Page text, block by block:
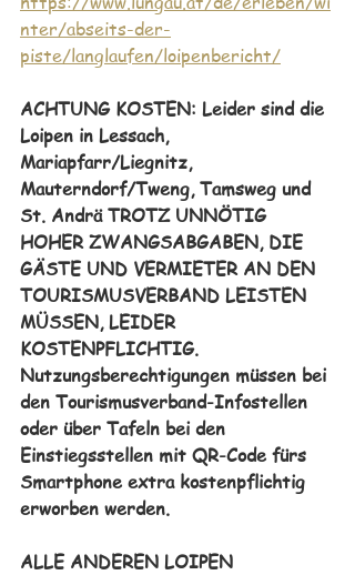
nter/abseits-der-
piste/langlaufen/loipenbericht/
ACHTUNG KOSTEN: Leider sind die
Loipen in Lessach,
Mariapfarr/Liegnitz,
Mauterndorf/Tweng, Tamsweg und
St. Andrä TROTZ UNNÖTIG
HOHER ZWANGSABGABEN, DIE
GÄSTE UND VERMIETER AN DEN
TOURISMUSVERBAND LEISTEN
MÜSSEN, LEIDER
KOSTENPFLICHTIG.
Nutzungsberechtigungen müssen bei
den Tourismusverband-Infostellen
oder über Tafeln bei den
Einstiegsstellen mit QR-Code fürs
Smartphone extra kostenpflichtig
erworben werden.
ALLE ANDEREN LOIPEN